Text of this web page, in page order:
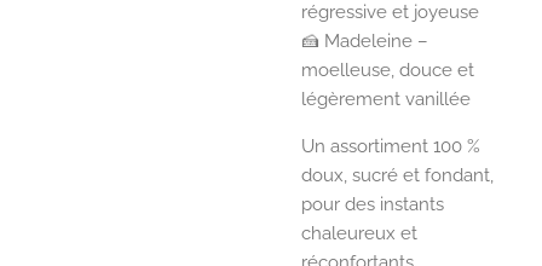
régressive et joyeuse
🍰 Madeleine –
moelleuse, douce et
légèrement vanillée
Un assortiment 100 %
doux, sucré et fondant,
pour des instants
chaleureux et